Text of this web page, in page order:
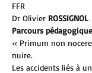
FFR
Dr Olivier ROSSIGNOL
Parcours pédagogique
« Primum non
nuire.
Les accidents liés à